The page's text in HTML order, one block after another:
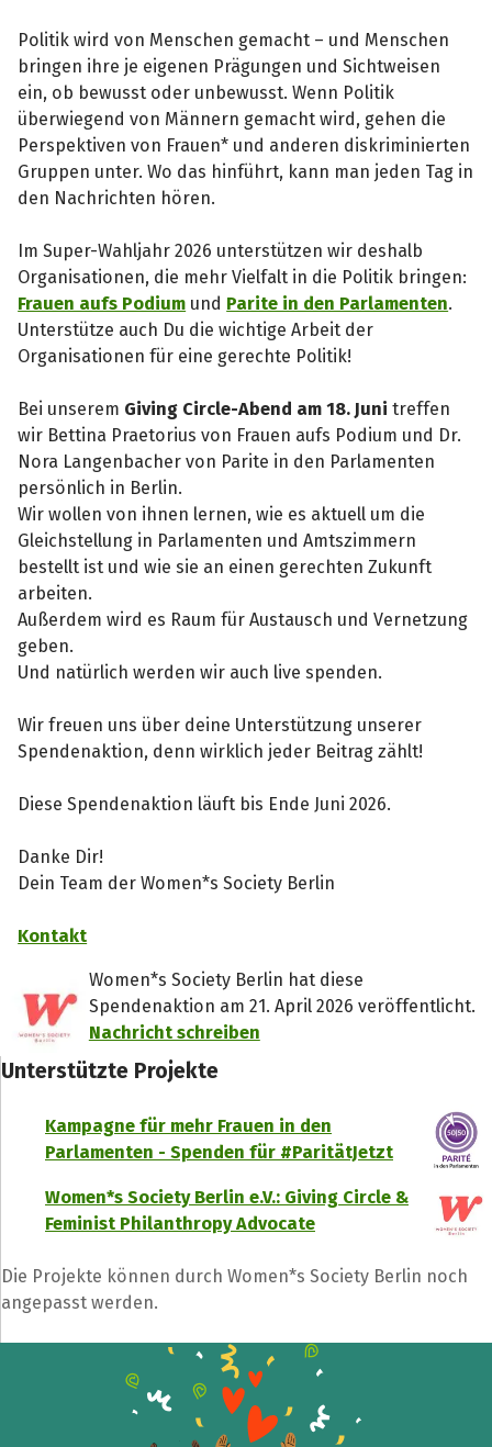
Politik wird von Menschen gemacht – und Menschen
bringen ihre je eigenen Prägungen und Sichtweisen
ein, ob bewusst oder unbewusst. Wenn Politik
überwiegend von Männern gemacht wird, gehen die
Perspektiven von Frauen* und anderen diskriminierten
Gruppen unter. Wo das hinführt, kann man jeden Tag in
den Nachrichten hören.
Im Super-Wahljahr 2026 unterstützen wir deshalb
Organisationen, die mehr Vielfalt in die Politik bringen:
Frauen aufs Podium und Parite in den Parlamenten.
Unterstütze auch Du die wichtige Arbeit der
Organisationen für eine gerechte Politik!
Bei unserem Giving Circle-Abend am 18. Junitreffen
wir Bettina Praetorius von Frauen aufs Podium und Dr.
Nora Langenbacher von Parite in den Parlamenten
persönlich in Berlin.
Wir wollen von ihnen lernen, wie es aktuell um die
Gleichstellung in Parlamenten und Amtszimmern
bestellt ist und wie sie an einen gerechten Zukunft
arbeiten.
Außerdem wird es Raum für Austausch und Vernetzung
geben.
Und natürlich werden wir auch live spenden.
Wir freuen uns über deine Unterstützung unserer
Spendenaktion, denn wirklich jeder Beitrag zählt!
Diese Spendenaktion läuft bis Ende Juni 2026.
Danke Dir!
Dein Team der Women*s Society Berlin
Kontakt
Women*s Society Berlin hat diese
Spendenaktion am 21. April 2026 veröffentlicht.
Nachricht schreiben
Unterstützte Projekte
Kampagne für mehr Frauen in den
Parlamenten - Spenden für #ParitätJetzt
Women*s Society Berlin e.V.: Giving Circle &
Feminist Philanthropy Advocate
Die Projekte können durch Women*s Society Berlin noch
angepasst werden.